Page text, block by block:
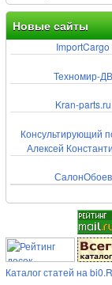
Новые сайты
ImportCargo
Техномир-ДВ
Kran-parts.ru
Консультирующий
Алексей
СалонОбоев
Каталог статей на